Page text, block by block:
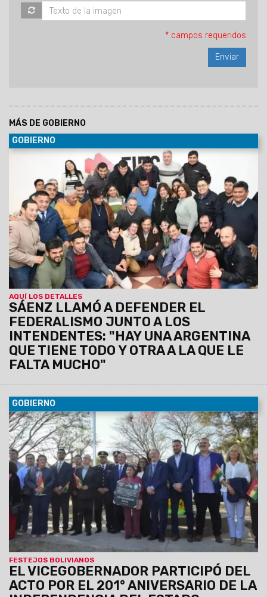
* campos requeridos
MÁS DE GOBIERNO
GOBIERNO
AQUÍ LOS DETALLES
SÁENZ LLAMÓ A DEFENDER EL
FEDERALISMO JUNTO A LOS
INTENDENTES: "HAY UNA ARGENTINA
QUE TIENE TODO Y OTRA A LA QUE LE
FALTA MUCHO"
30/06/2029
Al participar de la Asamblea del Foro de
intendentes donde se ratificó la conducción de Marcelo
Moisés y Efraín Orosco, el Gobernador destacó el orden
financiero de Salta pese a la deuda heredada y el escenario
nacional. Aseguró que Gobierno provincial y los intendentes
forman un mismo equipo, unidos por la gente.
GOBIERNO
FESTEJOS BOLIVIANOS
EL VICEGOBERNADOR PARTICIPÓ DEL
ACTO POR EL 201° ANIVERSARIO DE LA
07/08/2026 Antonio Marocco acompañó la
conmemoración del Consulado de Bolivia en Salta, donde se
destacó la histórica hermandad entre ambos pueblos y el
aporte de la comunidad boliviana al desarrollo de la provincia.